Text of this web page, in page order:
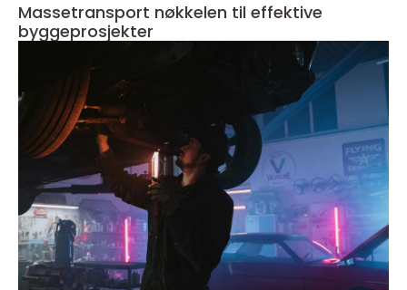
Massetransport nøkkelen til effektive
byggeprosjekter